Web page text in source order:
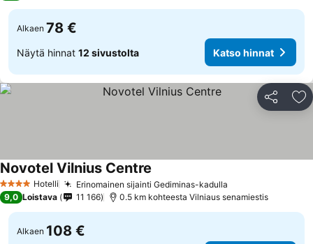
Alkaen 78 €
Näytä hinnat 12 sivustolta Katso hinnat
Jaa
4 Tähtiluokitus
Hotelli Erinomainen sijainti Gediminas-kadulla
Novotel Vilnius Centre
9,0 Loistava 11 166 0.5 km kohteesta Vilniaus senamiestis
Alkaen 108 €